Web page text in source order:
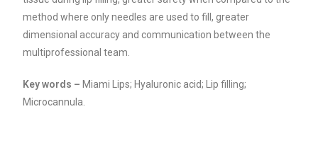
method where only needles are used to fill, greater
dimensional accuracy and communication between the
multiprofessional team.
Key words – Miami Lips; Hyaluronic acid; Lip filling;
Microcannula.